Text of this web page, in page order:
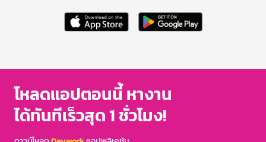
โหลดแอปตอนนี้ หางาน
ได้ทันทีเร็วสุด 1 ชั่วโมง!